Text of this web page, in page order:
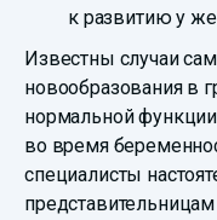
к развитию у
Известны случаи
новообразования в
нормальной
во время
специалисты